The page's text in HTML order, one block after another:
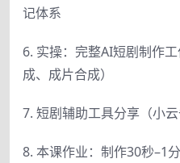
记体系
6. 实操：完整AI短剧制作
成、成片合成）
7. 短剧辅助工具分享（小
8. 本课作业：制作30秒–1